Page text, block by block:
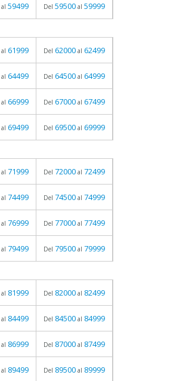
al 59499 Del 59500 al 59999
al 61999 Del 62000 al 62499
al 64499 Del 64500 al 64999
al 66999 Del 67000 al 67499
al 69499 Del 69500 al 69999
al 71999 Del 72000 al 72499
al 74499 Del 74500 al 74999
al 76999 Del 77000 al 77499
al 79499 Del 79500 al 79999
al 81999 Del 82000 al 82499
al 84499 Del 84500 al 84999
al 86999 Del 87000 al 87499
al 89499 Del 89500 al 89999